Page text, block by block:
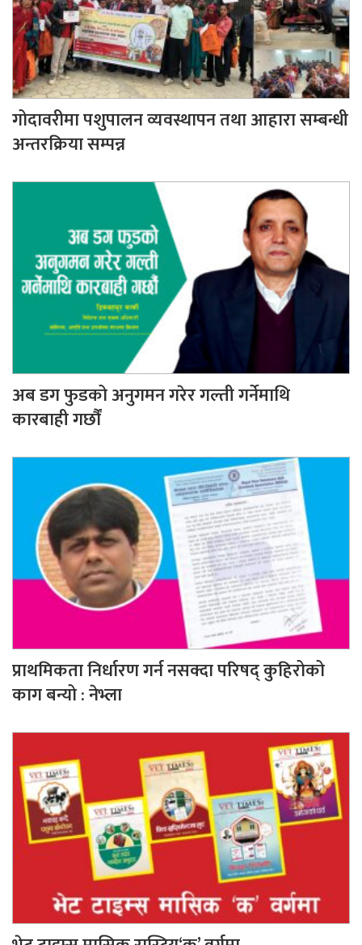
गोदावरीमा पशुपालन व्यवस्थापन तथा आहारा सम्बन्धी
अन्तरक्रिया सम्पन्न
अब डग फुडको अनुगमन गरेर गल्ती गर्नेमाथि
कारबाही गर्छौं
प्राथमिकता निर्धारण गर्न नसक्दा परिषद् कुहिरोको
काग बन्यो : नेभ्ला